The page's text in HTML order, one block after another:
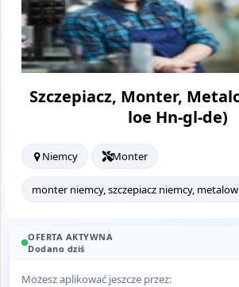
Szczepiacz, Monter,
loe Hn-gl-de)
Niemcy Monter
monter niemcy, szczepiacz niemcy,
OFERTA AKTYWNA
Dodano dziś
Możesz aplikować jeszcze przez: